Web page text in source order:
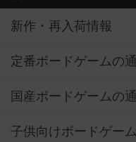
新作・再入荷情報
定番ボードゲームの
国産ボードゲームの
子供向けボードゲー